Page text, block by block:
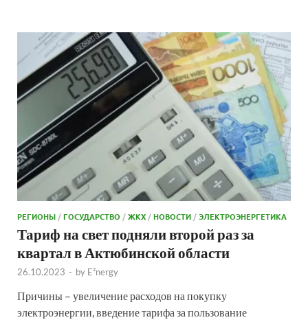
РЕГИОНЫ /ГОСУДАРСТВО /ЖКХ /НОВОСТИ /ЭЛЕКТРОЭНЕРГЕТИКА
Тариф на свет подняли второй раз за
квартал в Актюбинской области
26.10.2023 - by E²nergy
Причины – увеличение расходов на покупку
электроэнергии, введение тарифа за пользование